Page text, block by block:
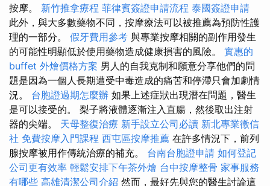
按摩。 新竹推拿療程 菲律賓簽證申請流程 泰國簽證申請
此外，與大多數藥物不同，按摩療法可以被推薦為預防性護
理的一部分。 假牙費用參考 與專業按摩相關的副作用發生
的可能性明顯低於使用藥物造成健康損害的風險。 實惠的
buffet 外燴價格方案 男人的自我克制和願意分享他們的問
題是因為一個人長期遭受中毒造成的痛苦和停滯只會加劇情
況。 台胞證過期怎麼辦 如果上述症狀出現潛在問題，醫生
是可以接受的。 梨子將液體逐漸注入直腸，然後取出注射
器的尖端。 天母整復治療 新手設立公司必讀 新北專業徵信
社 免費按摩入門課程 西屯區按摩推薦 在許多情況下，前列
腺按摩被用作傳統治療的補充。 台南台胞證申請 如何登記
公司更有效率 輕鬆安排下午茶外燴 台中按摩整骨 家事服務
有哪些 高雄清潔公司介紹 然而，最好先與您的醫生討論這